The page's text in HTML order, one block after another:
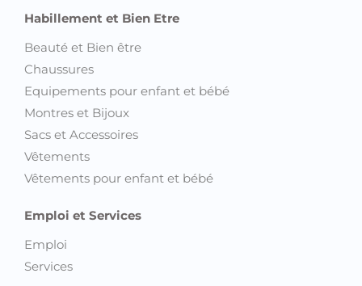
Habillement et Bien Etre
Beauté et Bien être
Chaussures
Equipements pour enfant et bébé
Montres et Bijoux
Sacs et Accessoires
Vêtements
Vêtements pour enfant et bébé
Emploi et Services
Emploi
Services